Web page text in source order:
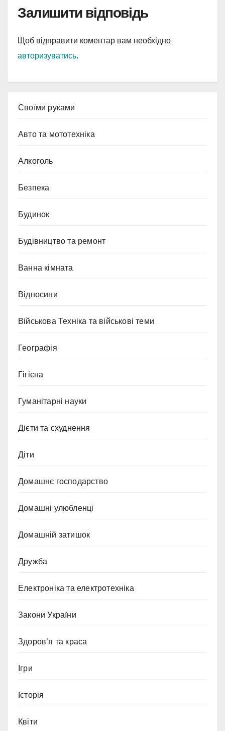
Залишити відповідь
Щоб відправити коментар вам необхідно
авторизуватись.
Cвоїми руками
Авто та мототехніка
Алкоголь
Безпека
Будинок
Будівництво та ремонт
Ванна кімната
Відносини
Військова Техніка та військові теми
Географія
Гігієна
Гуманітарні науки
Дієти та схуднення
Діти
Домашнє господарство
Домашні улюбленці
Домашній затишок
Дружба
Електроніка та електротехніка
Закони України
Здоров’я та краса
Ігри
Історія
Квіти